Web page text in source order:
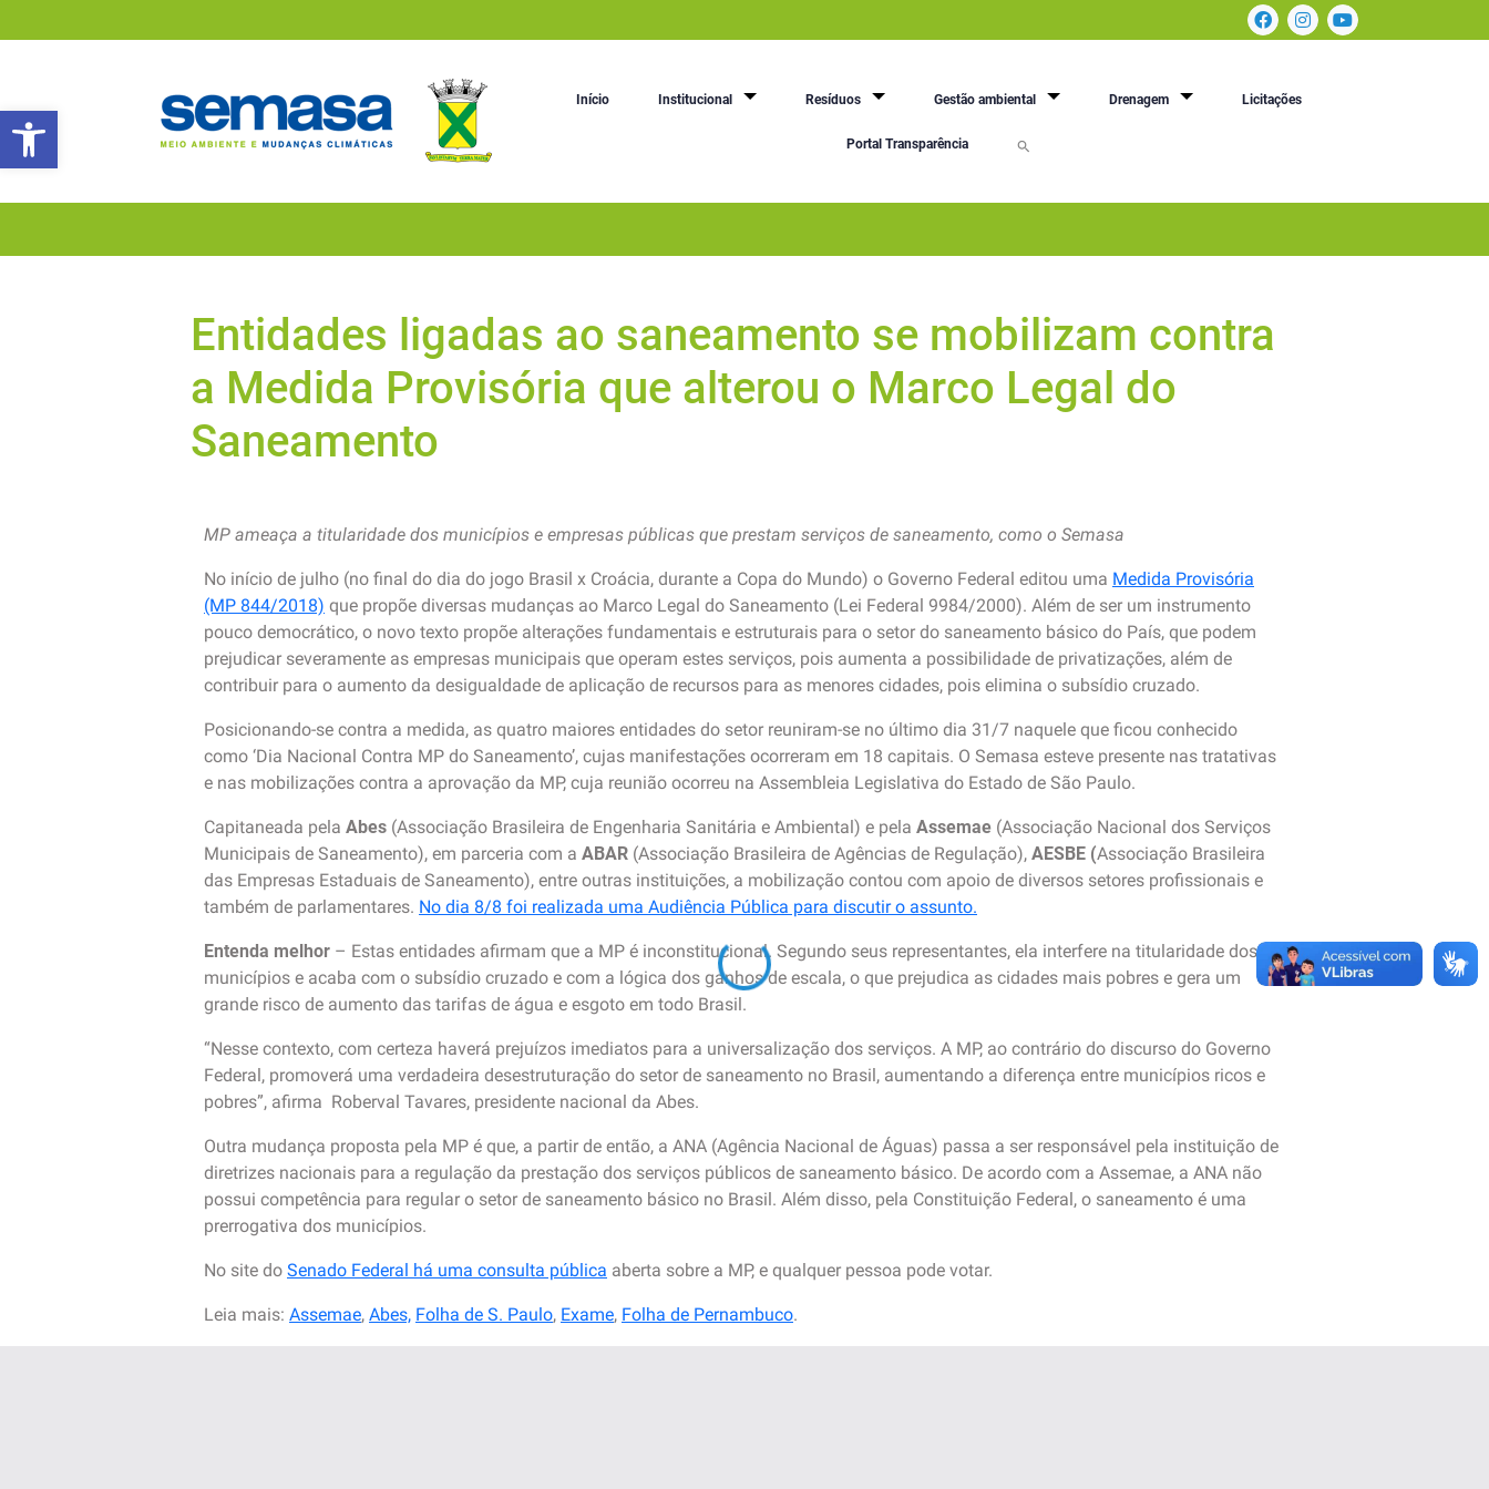
Abrir a barra de ferramentas
Início Institucional Resíduos Gestão ambiental Drenagem Licitações
Portal Transparência
Entidades ligadas ao saneamento se mobilizam contra
a Medida Provisória que alterou o Marco Legal do
Saneamento
MP ameaça a titularidade dos municípios e empresas públicas que prestam serviços de saneamento, como o Semasa
No início de julho (no final do dia do jogo Brasil x Croácia, durante a Copa do Mundo) o Governo Federal editou uma Medida Provisória
(MP 844/2018) que propõe diversas mudanças ao Marco Legal do Saneamento (Lei Federal 9984/2000). Além de ser um instrumento
pouco democrático, o novo texto propõe alterações fundamentais e estruturais para o setor do saneamento básico do País, que podem
prejudicar severamente as empresas municipais que operam estes serviços, pois aumenta a possibilidade de privatizações, além de
contribuir para o aumento da desigualdade de aplicação de recursos para as menores cidades, pois elimina o subsídio cruzado.
Posicionando-se contra a medida, as quatro maiores entidades do setor reuniram-se no último dia 31/7 naquele que ficou conhecido
como ‘Dia Nacional Contra MP do Saneamento’, cujas manifestações ocorreram em 18 capitais. O Semasa esteve presente nas tratativas
e nas mobilizações contra a aprovação da MP, cuja reunião ocorreu na Assembleia Legislativa do Estado de São Paulo.
Capitaneada pela Abes (Associação Brasileira de Engenharia Sanitária e Ambiental) e pela Assemae (Associação Nacional dos Serviços
Municipais de Saneamento), em parceria com a ABAR (Associação Brasileira de Agências de Regulação), AESBE (Associação Brasileira
das Empresas Estaduais de Saneamento), entre outras instituições, a mobilização contou com apoio de diversos setores profissionais e
também de parlamentares. No dia 8/8 foi realizada uma Audiência Pública para discutir o assunto.
Entenda melhor – Estas entidades afirmam que a MP é inconstitucional. Segundo seus representantes, ela interfere na titularidade dos
municípios e acaba com o subsídio cruzado e com a lógica dos ganhos de escala, o que prejudica as cidades mais pobres e gera um
grande risco de aumento das tarifas de água e esgoto em todo Brasil.
“Nesse contexto, com certeza haverá prejuízos imediatos para a universalização dos serviços. A MP, ao contrário do discurso do Governo
Federal, promoverá uma verdadeira desestruturação do setor de saneamento no Brasil, aumentando a diferença entre municípios ricos e
pobres”, afirma Roberval Tavares, presidente nacional da Abes.
Outra mudança proposta pela MP é que, a partir de então, a ANA (Agência Nacional de Águas) passa a ser responsável pela instituição de
diretrizes nacionais para a regulação da prestação dos serviços públicos de saneamento básico. De acordo com a Assemae, a ANA não
possui competência para regular o setor de saneamento básico no Brasil. Além disso, pela Constituição Federal, o saneamento é uma
prerrogativa dos municípios.
No site do Senado Federal há uma consulta pública aberta sobre a MP, e qualquer pessoa pode votar.
Leia mais: Assemae, Abes, Folha de S. Paulo, Exame, Folha de Pernambuco.